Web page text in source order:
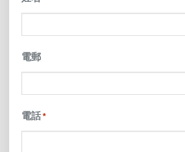
YYYY
電郵
電話 *